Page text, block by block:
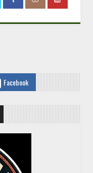
Facebook